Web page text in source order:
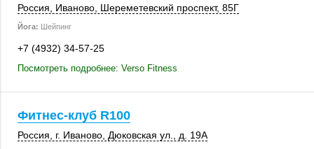
Россия Иваново , Шереметевский проспект, 85Г
Йога: Шейпинг
+7 (4932) 34-57-25
Посмотреть подробнее: Verso Fitness
Фитнес-клуб R100
Россия г. Иваново Дюковская ул. д. 19А